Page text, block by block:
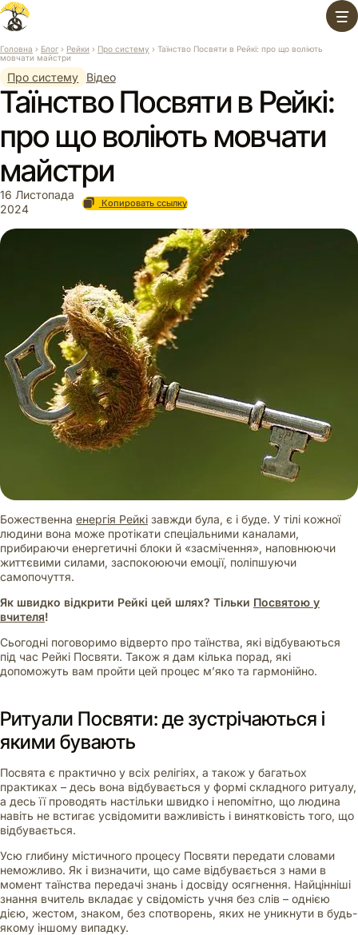
Перейти
до
вмісту
Головна › Блог › Рейки › Про систему › Таїнство Посвяти в Рейкі: про що воліють
мовчати майстри
Про систему Відео
Таїнство Посвяти в Рейкі:
про що воліють мовчати
майстри
16 Листопада
2024
Копировать ссылку
Божественна енергія Рейкі завжди була, є і буде. У тілі кожної
людини вона може протікати спеціальними каналами,
прибираючи енергетичні блоки й «засмічення», наповнюючи
життєвими силами, заспокоюючи емоції, поліпшуючи
самопочуття.
Як швидко відкрити Рейкі цей шлях? Тільки Посвятою у
вчителя!
Сьогодні поговоримо відверто про таїнства, які відбуваються
під час Рейкі Посвяти. Також я дам кілька порад, які
допоможуть вам пройти цей процес м’яко та гармонійно.
Ритуали Посвяти: де зустрічаються і
якими бувають
Посвята є практично у всіх релігіях, а також у багатьох
практиках – десь вона відбувається у формі складного ритуалу,
а десь її проводять настільки швидко і непомітно, що людина
навіть не встигає усвідомити важливість і винятковість того, що
відбувається.
Усю глибину містичного процесу Посвяти передати словами
неможливо. Як і визначити, що саме відбувається з нами в
момент таїнства передачі знань і досвіду осягнення. Найцінніші
знання вчитель вкладає у свідомість учня без слів – однією
дією, жестом, знаком, без спотворень, яких не уникнути в будь-
якому іншому випадку.